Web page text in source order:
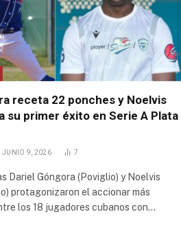
receta 22 ponches y Noelvis
su primer éxito en Serie A Plata
JUNIO 9, 2026 7
Dariel Góngora (Poviglio) y Noelvis
protagonizaron el accionar más
los 18 jugadores cubanos con…